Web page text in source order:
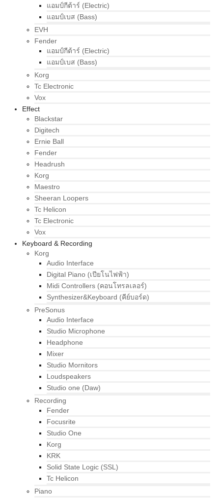
แอมป์กีต้าร์ (Electric)
แอมป์เบส (Bass)
EVH
Fender
แอมป์กีต้าร์ (Electric)
แอมป์เบส (Bass)
Korg
Tc Electronic
Vox
Effect
Blackstar
Digitech
Ernie Ball
Fender
Headrush
Korg
Maestro
Sheeran Loopers
Tc Helicon
Tc Electronic
Vox
Keyboard & Recording
Korg
Audio Interface
Digital Piano (เปียโนไฟฟ้า)
Midi Controllers (คอนโทรลเลอร์)
Synthesizer&Keyboard (คีย์บอร์ด)
PreSonus
Audio Interface
Studio Microphone
Headphone
Mixer
Studio Mornitors
Loudspeakers
Studio one (Daw)
Recording
Fender
Focusrite
Studio One
Korg
KRK
Solid State Logic (SSL)
Tc Helicon
Piano